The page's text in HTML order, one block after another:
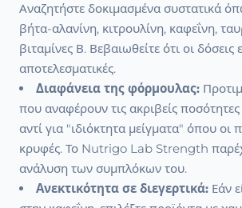
Αναζητήστε δοκιμασμένα συστατικά
βήτα-αλανίνη, κιτρουλίνη, καφεΐνη,
βιταμίνες Β. Βεβαιωθείτε ότι οι δόσεις
αποτελεσματικές.
Διαφάνεια της φόρμουλας:
που αναφέρουν τις ακριβείς
αντί για "ιδιόκτητα μείγματα" όπου οι
κρυφές. Το Nutrigo Lab Strength
ανάλυση των συμπλόκων του.
Ανεκτικότητα σε διεγερτικά: Εάν